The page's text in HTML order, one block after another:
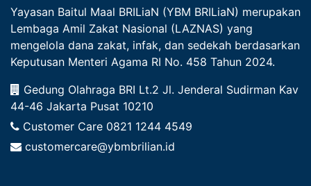
Yayasan Baitul Maal BRILiaN (YBM BRILiaN) merupakan
Lembaga Amil Zakat Nasional (LAZNAS) yang
mengelola dana zakat, infak, dan sedekah berdasarkan
Keputusan Menteri Agama RI No. 458 Tahun 2024.
Gedung Olahraga BRI Lt.2 Jl. Jenderal Sudirman Kav
44-46 Jakarta Pusat 10210
Customer Care 0821 1244 4549
customercare@ybmbrilian.id